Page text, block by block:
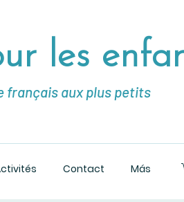
les
français aux plus petits
Contact Más